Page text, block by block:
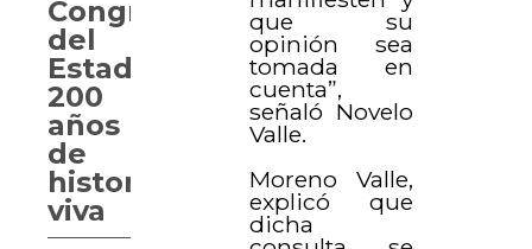
que su
opinión sea
tomada en
cuenta”,
señaló Novelo
Valle.
Moreno Valle,
explicó que
dicha
Congreso
del
Estado,
200
años
de
historia
viva